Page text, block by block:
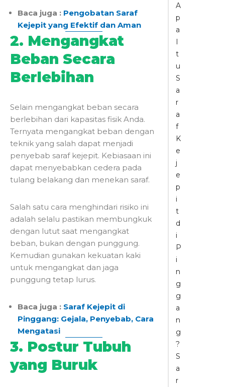
Baca juga : Pengobatan Saraf
Kejepit yang Efektif dan Aman
2. Mengangkat
Beban Secara
Berlebihan
Selain mengangkat beban secara
berlebihan dari kapasitas fisik Anda.
Ternyata mengangkat beban dengan
teknik yang salah dapat menjadi
penyebab saraf kejepit. Kebiasaan ini
dapat menyebabkan cedera pada
tulang belakang dan menekan saraf.
Salah satu cara menghindari risiko ini
adalah selalu pastikan membungkuk
dengan lutut saat mengangkat
beban, bukan dengan punggung.
Kemudian gunakan kekuatan kaki
untuk mengangkat dan jaga
punggung tetap lurus.
Baca juga : Saraf Kejepit di
Pinggang: Gejala, Penyebab, Cara
Mengatasi
3. Postur Tubuh
yang Buruk
A
p
a
I
t
u
S
a
r
a
f
K
e
j
e
p
i
t
d
i
P
i
n
g
g
a
n
g
?
S
a
r